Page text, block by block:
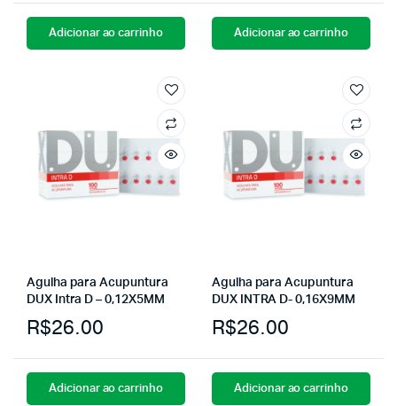
Adicionar ao carrinho Adicionar ao carrinho
Agulha para Acupuntura
DUX Intra D – 0,12X5MM
R$26.00
Adicionar ao carrinho
Agulha para Acupuntura
DUX INTRA D- 0,16X9MM
R$26.00
Adicionar ao carrinho